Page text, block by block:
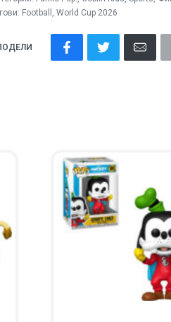
Football , World Cup 2026